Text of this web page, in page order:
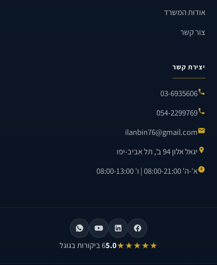
אודות המשרד
צור קשר
יצירת קשר
03-6935606
054-2299769
ilanbin76@gmail.com
יגאל אלון 94 ב', תל אביב-יפו
א'-ה' 08:00-21:00 | ו' 08:00-13:00
★★★★★
5.06 ביקורות בגוגל